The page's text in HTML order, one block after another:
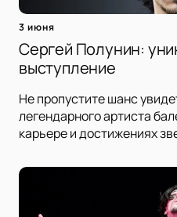
3 июня
Сергей Полунин:
выступление
Не пропустите шанс
легендарного артиста
карьере и достижениях